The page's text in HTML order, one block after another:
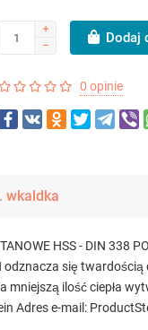
Dodaj
0 opinie
wkaldka
HSS - DIN
się twardością
ilość ciepła
Adres e-mail: